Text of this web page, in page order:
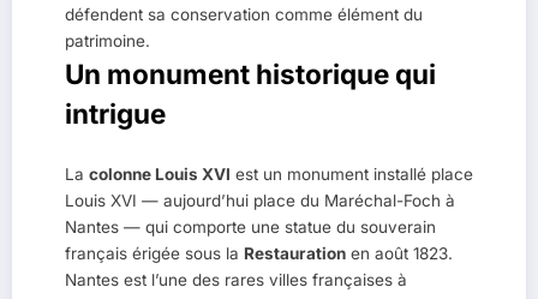
défendent sa conservation comme élément du
patrimoine.
Un monument historique qui
intrigue
La colonne Louis XVI est un monument installé place
Louis XVI — aujourd’hui place du Maréchal-Foch à
Nantes — qui comporte une statue du souverain
français érigée sous la Restauration en août 1823.
Nantes est l’une des rares villes françaises à